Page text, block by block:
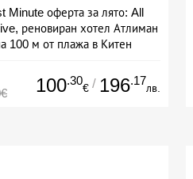
Minute оферта за лято: All
реновиран хотел Атлиман
100 м от плажа в Китен
100.30
€ / 196.17
лв.